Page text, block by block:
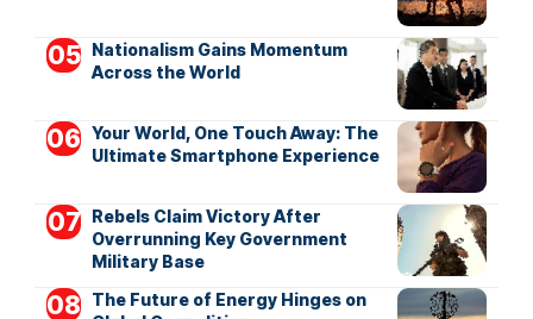
Nationalism Gains Momentum
Across the World
Your World, One Touch Away: The
Ultimate Smartphone Experience
Rebels Claim Victory After
Overrunning Key Government
Military Base
The Future of Energy Hinges on